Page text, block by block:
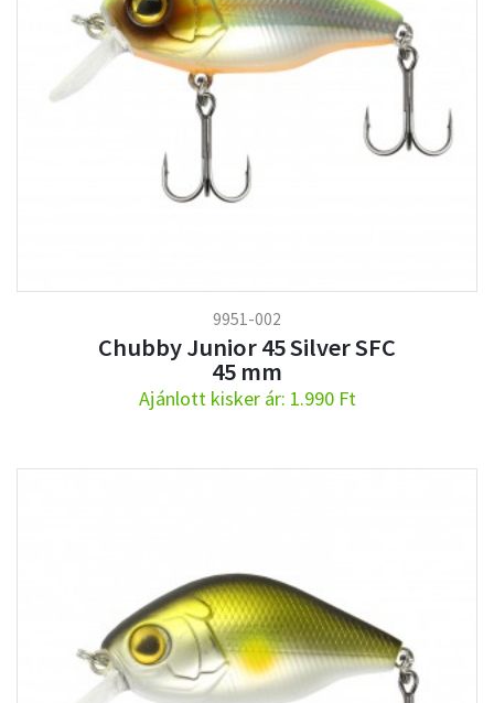
9951-002
Chubby Junior 45 Silver SFC
45 mm
Ajánlott kisker ár: 1.990 Ft